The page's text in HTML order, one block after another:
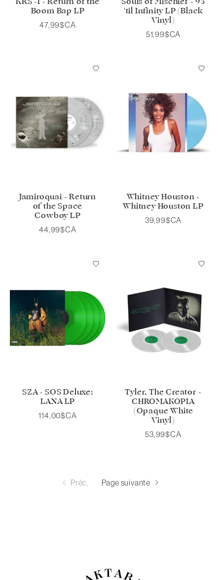
Boom Bap LP
47,99$CA
'til Infinity LP (Black
Vinyl)
51,99$CA
Jamiroquai - Return
of the Space
Cowboy LP
44,99$CA
Whitney Houston -
Whitney Houston LP
39,99$CA
SZA - SOS Deluxe:
LANA LP
114,00$CA
Tyler, The Creator -
CHROMAKOPIA
(Opaque White
Vinyl)
53,99$CA
Préc. Page suivante